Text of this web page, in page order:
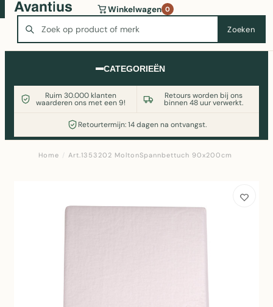
Zoeken
Winkelwagen 0
CATEGORIEËN
Ruim 30.000 klanten
waarderen ons met een 9!
Retours worden bij ons
binnen 48 uur verwerkt.
Retourtermijn: 14 dagen na ontvangst.
Wasmachine of koelkast nodig? Vergelijk alle prijzen op
Witgoedaanbod.nl
Home / Art.1353202 MoltonSpannbettuch 90x200cm